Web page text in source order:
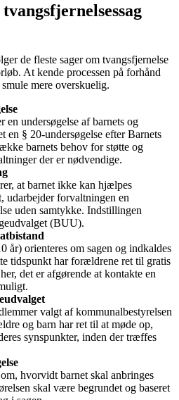
de fleste sager om tvangsfjernelse
At kende processen på forhånd
mere overskuelig.
undersøgelse af barnets og
en § 20-undersøgelse efter Barnets
barnets behov for støtte og
der er nødvendige.
at barnet ikke kan hjælpes
forvaltningen en
uden samtykke. Indstillingen
(BUU).
år) orienteres om sagen og indkaldes
tidspunkt har forældrene ret til gratis
det er afgørende at kontakte en
valgt af kommunalbestyrelsen
og barn har ret til at møde op,
synspunkter, inden der træffes
hvorvidt barnet skal anbringes
skal være begrundet og baseret